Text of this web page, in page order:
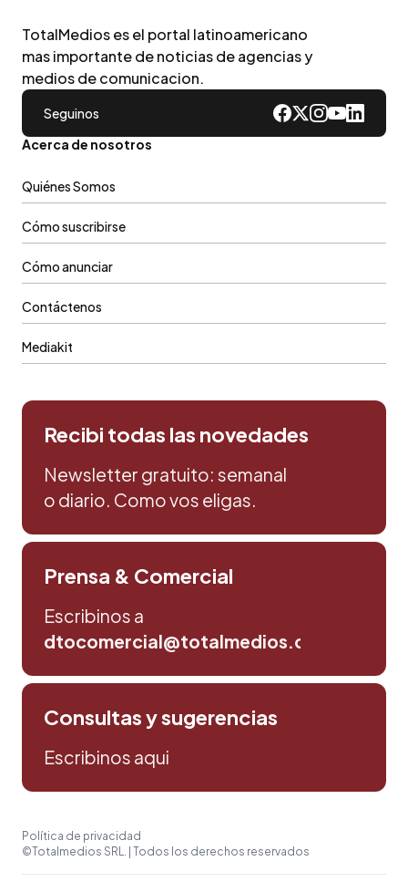
TotalMedios es el portal latinoamericano
mas importante de noticias de agencias y
medios de comunicacion.
Seguinos
Acerca de nosotros
Quiénes Somos
Cómo suscribirse
Cómo anunciar
Contáctenos
Mediakit
Recibi todas las novedades
Newsletter gratuito: semanal
o diario. Como vos eligas.
Prensa & Comercial
Escribinos a
dtocomercial@totalmedios.com
Consultas y sugerencias
Escribinos aqui
Política de privacidad
©Totalmedios SRL. | Todos los derechos reservados